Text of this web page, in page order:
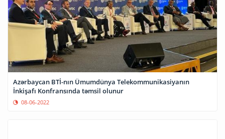
Azərbaycan BTİ-nın Ümumdünya Telekommunikasiyanın
İnkişafı Konfransında təmsil olunur
08-06-2022